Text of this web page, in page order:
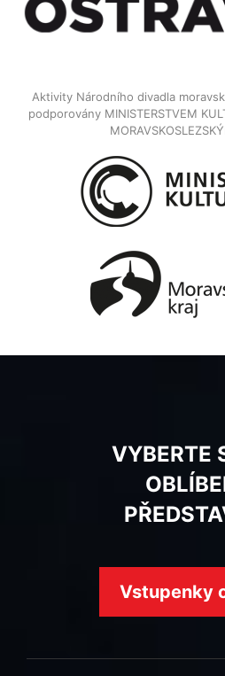
Aktivity Národního divadla
podporovány MINISTERSTVEM
VYBERTE
Vstupenky